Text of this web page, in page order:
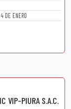
DE ENERO
VIP-PIURA S.A.C.